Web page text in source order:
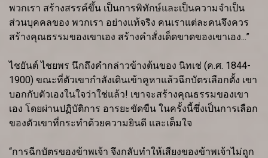
พวกเรา สร้างสรรค์ขึ้น เป็นการพิทักษ์และเป็นความจำเป็น
ส่วนบุคคลของ พวกเรา อย่างแท้จริง คนเราแต่ละคนจึงควร
สร้างคุณธรรมของเขาเอง สร้างคำสั่งเด็ดขาดของเขาเอง...”
ไชยันต์ ไชยพร นึกถึงคำกล่าวข้างต้นของ นิทเช่ (ค.ศ. 1844-
1900) ขณะที่ตัวเขากำลังเดินเข้าคูหาแล้วฉีกบัตรเลือกตั้ง เขา
บอกกับตัวเองในใจว่าใช่แล้ว! เขาจะสร้างคุณธรรมของเขา
เอง โดยผ่านปฏิบัติการ อารยะขัดขืน ในครั้งนี้ซึ่งเป็นการเลือก
ของตัวเขาที่กระทำด้วยความยินดี และเต็มใจ
“การฉีกบัตรของข้าพเจ้า จึงกลับทำให้เสียงของข้าพเจ้าไม่ถูก